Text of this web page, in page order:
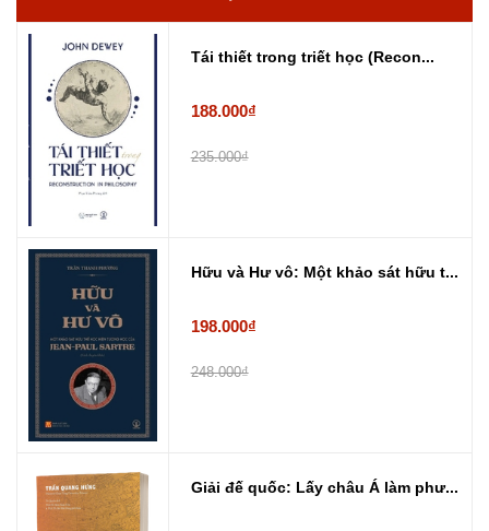
Tái thiết trong triết học (Recon...
188.000₫
235.000₫
Hữu và Hư vô: Một khảo sát hữu t...
198.000₫
248.000₫
Giải đế quốc: Lấy châu Á làm phư...